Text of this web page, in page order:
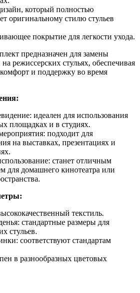
который полностью
оригинальному стилю стульев
покрытие для легкости ухода.
предназначен для замены
режиссерских стульях, обеспечивая
и поддержку во время
идеален для использования
площадках и в студиях.
подходит для
на выставках, презентациях и
станет отличным
для домашнего кинотеатра или
текстиль.
стандартные размеры для
стульев.
соответствуют стандартам
в разнообразных цветовых